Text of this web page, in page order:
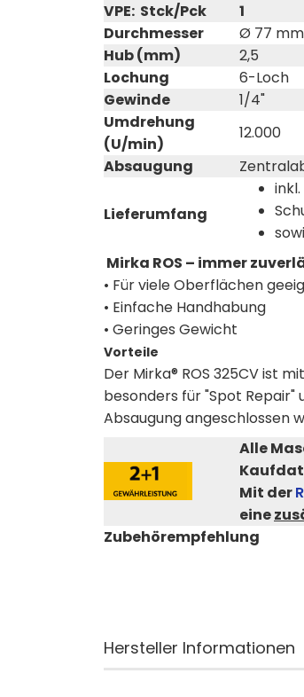
VPE: Stck/Pck
1
Durchmesser
Ø 77 mm
Hub (mm)
2,5
Lochung
6-Loch
Gewinde
1/4"
Umdrehung
(U/min)
12.000
Absaugung
Lieferumfang
Mirka ROS – immer
• Für viele Oberflächen
• Einfache Handhabung
• Geringes Gewicht
Vorteile
Der Mirka® ROS 325CV ist
besonders für "Spot Repair"
Absaugung angeschlossen
Alle
Mit der
eine
Zubehörempfehlung
Hersteller Informationen